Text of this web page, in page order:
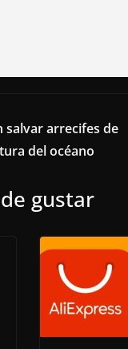
salvar arrecifes de
del océano
gustar